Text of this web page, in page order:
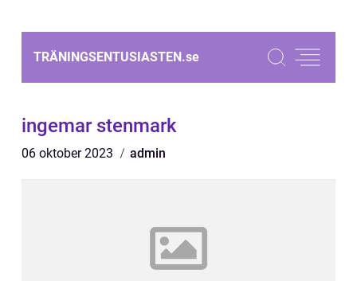
TRÄNINGSENTUSIASTEN.se
ingemar stenmark
06 oktober 2023 admin